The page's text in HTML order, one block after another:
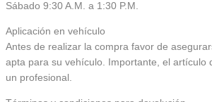
Sábado 9:30 A.M. a 1:30 P.M.
Aplicación en vehículo
Antes de realizar la compra favor de
apta para su vehículo. Importante, el artículo
un profesional.